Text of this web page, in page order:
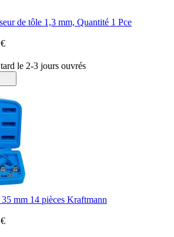
de tôle 1,3 mm, Quantité 1 Pce
le 2-3 jours ouvrés
mm 14 pièces Kraftmann